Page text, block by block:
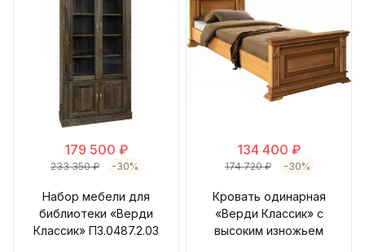
179 500 ₽
233 350 ₽ -30%
Набор мебели для
библиотеки «Верди
Классик» П3.0487.2.03
134 400 ₽
174 720 ₽ -30%
Кровать одинарная
«Верди Классик» с
высоким изножьем